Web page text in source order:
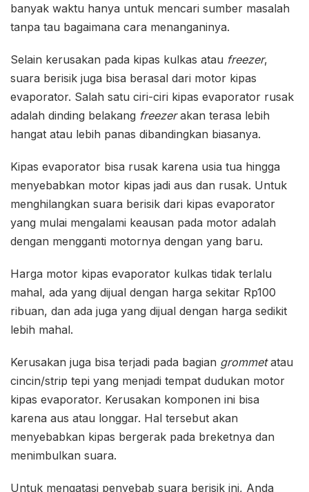
banyak waktu hanya untuk mencari sumber masalah
tanpa tau bagaimana cara menanganinya.
Selain kerusakan pada kipas kulkas atau freezer,
suara berisik juga bisa berasal dari motor kipas
evaporator. Salah satu ciri-ciri kipas evaporator rusak
adalah dinding belakang freezerakan terasa lebih
hangat atau lebih panas dibandingkan biasanya.
Kipas evaporator bisa rusak karena usia tua hingga
menyebabkan motor kipas jadi aus dan rusak. Untuk
menghilangkan suara berisik dari kipas evaporator
yang mulai mengalami keausan pada motor adalah
dengan mengganti motornya dengan yang baru.
Harga motor kipas evaporator kulkas tidak terlalu
mahal, ada yang dijual dengan harga sekitar Rp100
ribuan, dan ada juga yang dijual dengan harga sedikit
lebih mahal.
Kerusakan juga bisa terjadi pada bagian grommetatau
cincin/strip tepi yang menjadi tempat dudukan motor
kipas evaporator. Kerusakan komponen ini bisa
karena aus atau longgar. Hal tersebut akan
menyebabkan kipas bergerak pada breketnya dan
menimbulkan suara.
Untuk mengatasi penyebab suara berisik ini, Anda